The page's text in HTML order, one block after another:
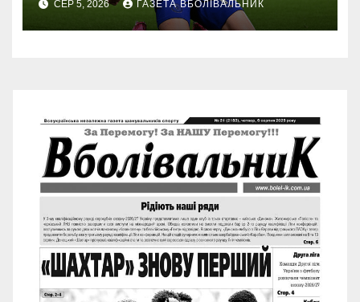
СЕР 5, 2026 ГАЗЕТА ВБОЛІВАЛЬНИК